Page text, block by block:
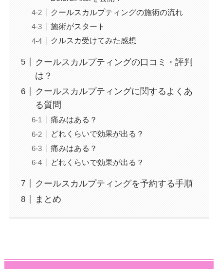
クールスカルプティングの施術の流れ
施術がスタート
クルスカ受けてみた感想
クールスカルプティングの口コミ・評判
は？
クールスカルプティングに関するよくあ
る質問
痛みはある？
どれくらいで効果が出る？
痛みはある？
どれくらいで効果が出る？
クールスカルプティングを予約する手順
まとめ